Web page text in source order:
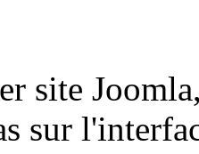
site
sur